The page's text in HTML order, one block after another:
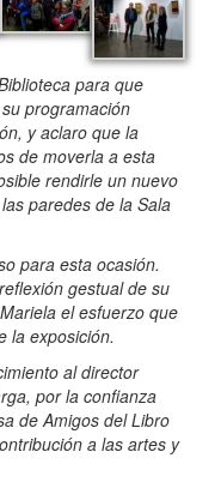
para que
programación
y aclaro que la
de moverla a esta
rendirle un nuevo
las paredes de la Sala
para esta ocasión.
gestual de su
el esfuerzo que
la exposición.
al director
por la confianza
de Amigos del Libro
a las artes y